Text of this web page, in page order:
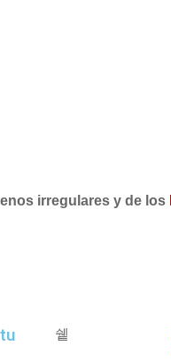
irregulares y de los